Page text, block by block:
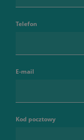
Telefon
E-mail
Kod pocztowy